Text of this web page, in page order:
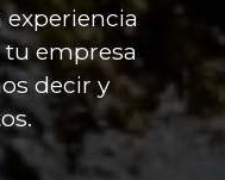
tu empresa
decir y